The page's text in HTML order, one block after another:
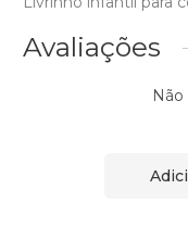
Avaliações